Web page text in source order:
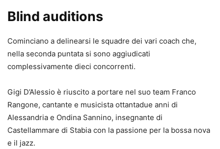
Blind auditions
Cominciano a delinearsi le squadre dei vari coach che,
nella seconda puntata si sono aggiudicati
complessivamente dieci concorrenti.
Gigi D’Alessio è riuscito a portare nel suo team Franco
Rangone, cantante e musicista ottantadue anni di
Alessandria e Ondina Sannino, insegnante di
Castellammare di Stabia con la passione per la bossa nova
e il jazz.